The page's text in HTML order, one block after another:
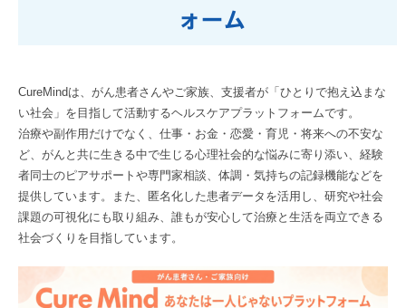
ォーム
CureMindは、がん患者さんやご家族、支援者が「ひとりで抱え込まな
い社会」を目指して活動するヘルスケアプラットフォームです。
治療や副作用だけでなく、仕事・お金・恋愛・育児・将来への不安な
ど、がんと共に生きる中で生じる心理社会的な悩みに寄り添い、経験
者同士のピアサポートや専門家相談、体調・気持ちの記録機能などを
提供しています。また、匿名化した患者データを活用し、研究や社会
課題の可視化にも取り組み、誰もが安心して治療と生活を両立できる
社会づくりを目指しています。